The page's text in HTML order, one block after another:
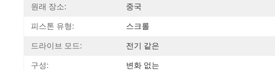
원래 장소: 중국
피스톤 유형: 스크롤
드라이브 모드: 전기 같은
구성: 변화 없는